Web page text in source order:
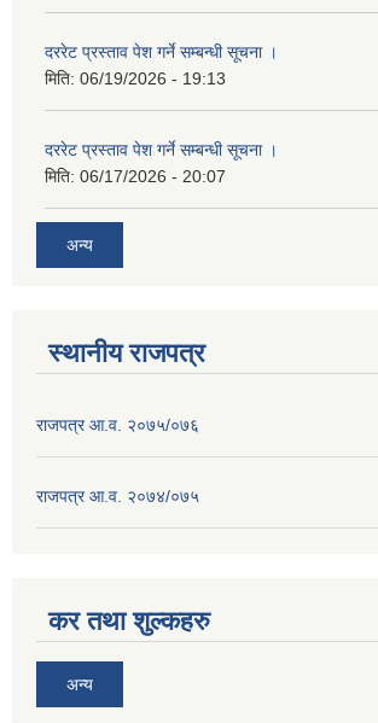
दररेट प्रस्ताव पेश गर्ने सम्बन्धी सूचना ।
मिति: 06/19/2026 - 19:13
दररेट प्रस्ताव पेश गर्ने सम्बन्धी सूचना ।
मिति: 06/17/2026 - 20:07
अन्य
स्थानीय राजपत्र
राजपत्र आ.व. २०७५/०७६
राजपत्र आ.व. २०७४/०७५
कर तथा शुल्कहरु
अन्य